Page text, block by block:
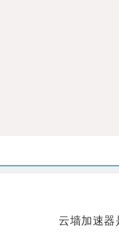
云墙加速器是